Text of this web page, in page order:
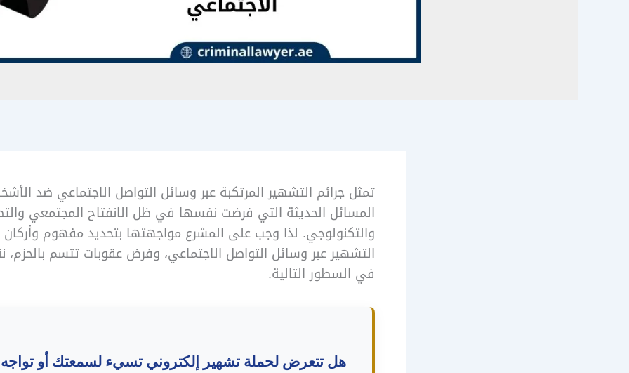
تمثل جرائم التشهير المرتكبة عبر وسائل التواصل الاجتماعي ضد
المسائل الحديثة التي فرضت نفسها في ظل الانفتاح المجتمعي
والتكنولوجي. لذا وجب على المشرع مواجهتها بتحديد مفهوم وأركان
التشهير عبر وسائل التواصل الاجتماعي، وفرض عقوبات تتسم بالحزم،
في السطور التالية.
هل تتعرض لحملة تشهير إلكتروني تسيء لسمعتك أو تواجه